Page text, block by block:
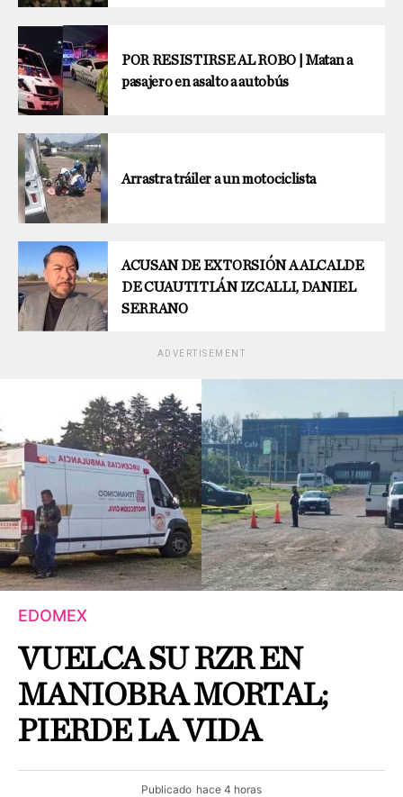
POR RESISTIRSE AL ROBO | Matan a
pasajero en asalto a autobús
Arrastra tráiler a un motociclista
ACUSAN DE EXTORSIÓN A ALCALDE
DE CUAUTITLÁN IZCALLI, DANIEL
SERRANO
ADVERTISEMENT
EDOMEX
VUELCA SU RZR EN
MANIOBRA MORTAL;
PIERDE LA VIDA
Publicado hace 4 horas